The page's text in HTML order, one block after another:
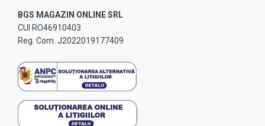
BGS MAGAZIN ONLINE SRL
CUI RO46910403
Reg. Com. J2022019177409